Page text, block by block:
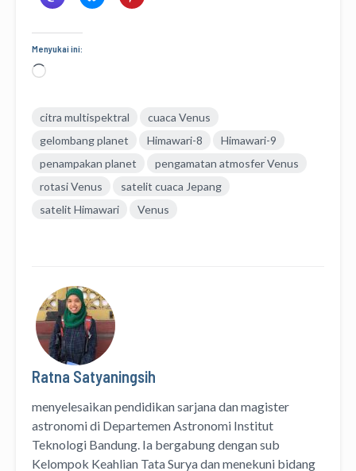
Menyukai ini:
Memuat...
citra multispektral
cuaca Venus
gelombang planet
Himawari-8
Himawari-9
penampakan planet
pengamatan atmosfer Venus
rotasi Venus
satelit cuaca Jepang
satelit Himawari
Venus
Ratna Satyaningsih
menyelesaikan pendidikan sarjana dan magister
astronomi di Departemen Astronomi Institut
Teknologi Bandung. Ia bergabung dengan sub
Kelompok Keahlian Tata Surya dan menekuni bidang